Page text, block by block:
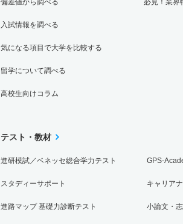
入試情報を調べる
気になる項目で大学を比較する
留学について調べる
高校生向けコラム
テスト・教材
進研模試／ベネッセ総合学力テスト
スタディーサポート
進路マップ 基礎力診断テスト
GPS-
キャリア
小論文・